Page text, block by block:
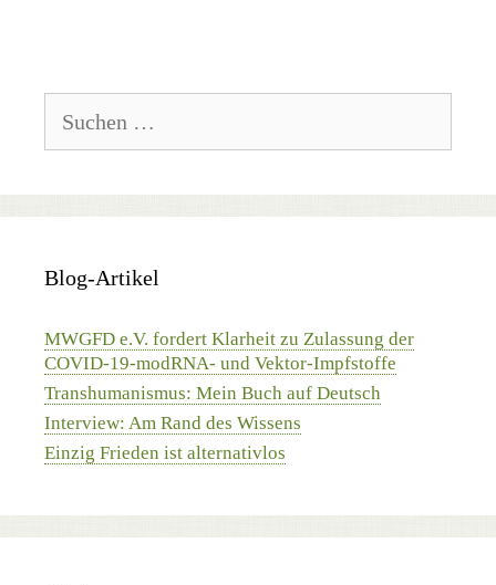
nach:
Blog-Artikel
MWGFD e.V. fordert Klarheit zu Zulassung der
COVID-19-modRNA- und Vektor-Impfstoffe
Transhumanismus: Mein Buch auf Deutsch
Interview: Am Rand des Wissens
Einzig Frieden ist alternativlos